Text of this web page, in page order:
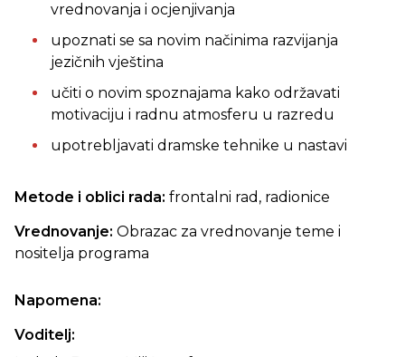
vrednovanja i ocjenjivanja
upoznati se sa novim načinima razvijanja
jezičnih vještina
učiti o novim spoznajama kako održavati
motivaciju i radnu atmosferu u razredu
upotrebljavati dramske tehnike u nastavi
Metode i oblici rada: frontalni rad, radionice
Vrednovanje: Obrazac za vrednovanje teme i
nositelja programa
Napomena:
Voditelj: